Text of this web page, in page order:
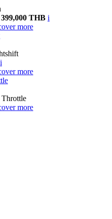
THB i
more
i
more
Throttle
more